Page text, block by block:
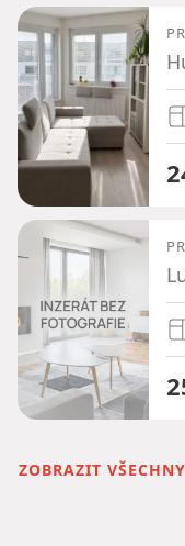
ZOBRAZIT